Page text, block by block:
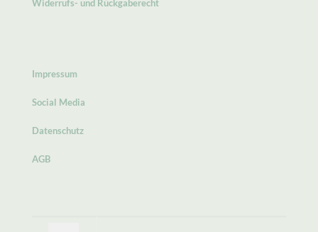
Widerrufs- und Rückgaberecht
Impressum
Social Media
Datenschutz
AGB